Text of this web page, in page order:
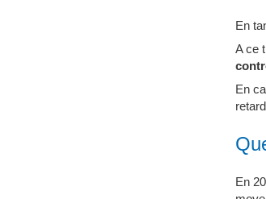
En
A ce
En
En